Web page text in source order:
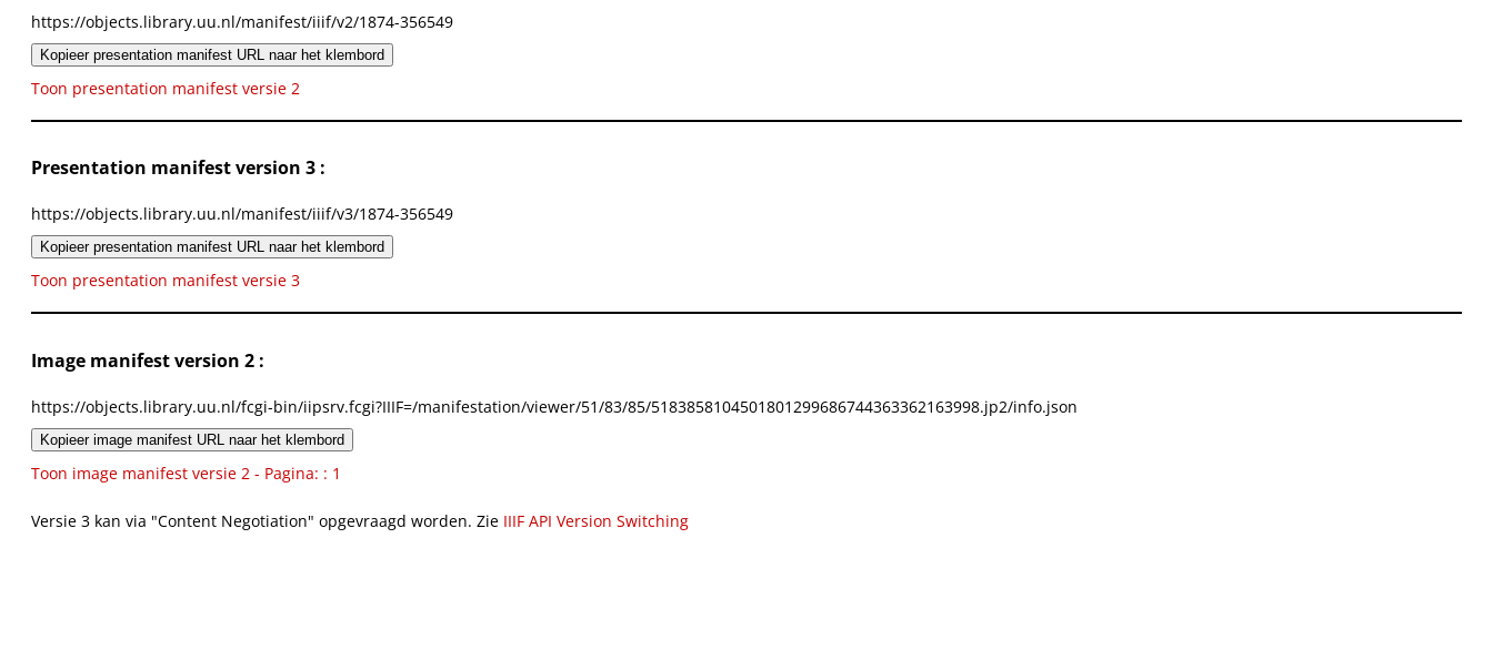
https://objects.library.uu.nl/manifest/iiif/v2/1874-356549
Kopieer presentation manifest URL naar het klembord
Toon presentation manifest versie 2
Presentation manifest version 3 :
https://objects.library.uu.nl/manifest/iiif/v3/1874-356549
Kopieer presentation manifest URL naar het klembord
Toon presentation manifest versie 3
Image manifest version 2 :
https://objects.library.uu.nl/fcgi-bin/iipsrv.fcgi?IIIF=/manifestation/viewer/51/83/85/5183858104501801299686744363362163998.jp2/info.json
Kopieer image manifest URL naar het klembord
Toon image manifest versie 2 - Pagina: : 1
Versie 3 kan via "Content Negotiation" opgevraagd worden. Zie IIIF API Version Switching